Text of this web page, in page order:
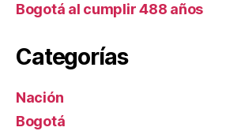
Bogotá al cumplir 488 años
Categorías
Nación
Bogotá